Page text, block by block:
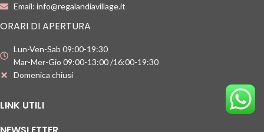
Email: info@regalandiavillage.it
ORARI DI APERTURA
Lun-Ven-Sab 09:00-19:30
Mar-Mer-Gio 09:00-13:00 /16:00-19:30
Domenica chiusi
LINK UTILI